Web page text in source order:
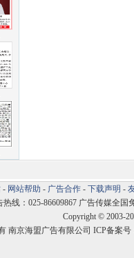
- 网站帮助 - 广告合作 - 下载声明 -
热线：025-86609867 广告传媒全国
Copyright © 2003-
南京海盟广告有限公司 ICP备案号